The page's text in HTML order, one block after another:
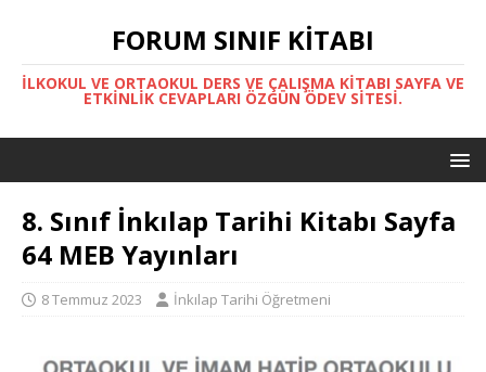
FORUM SINIF KITABI
İLKOKUL VE ORTAOKUL DERS VE ÇALIŞMA KITABI SAYFA VE
ETKINLIK CEVAPLARI ÖZGÜN ÖDEV SITESI.
8. Sınıf İnkılap Tarihi Kitabı Sayfa
64 MEB Yayınları
8 Temmuz 2023 İnkılap Tarihi Öğretmeni